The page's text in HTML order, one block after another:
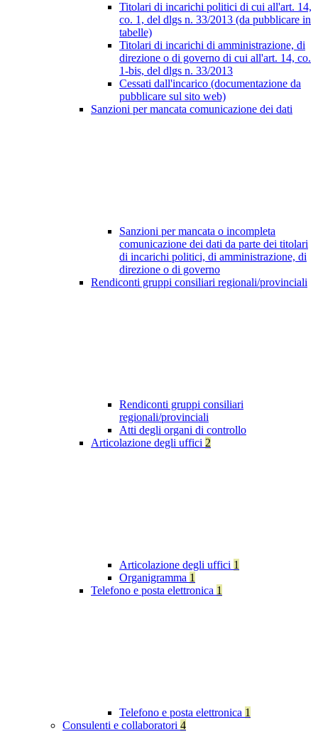
Titolari di incarichi politici di cui all'art. 14,
co. 1, del dlgs n. 33/2013 (da pubblicare in
tabelle)
Titolari di incarichi di amministrazione, di
direzione o di governo di cui all'art. 14, co.
1-bis, del dlgs n. 33/2013
Cessati dall'incarico (documentazione da
pubblicare sul sito web)
Sanzioni per mancata comunicazione dei dati
Sanzioni per mancata o incompleta
comunicazione dei dati da parte dei titolari
di incarichi politici, di amministrazione, di
direzione o di governo
Rendiconti gruppi consiliari regionali/provinciali
Rendiconti gruppi consiliari
regionali/provinciali
Atti degli organi di controllo
Articolazione degli uffici 2
Articolazione degli uffici 1
Organigramma 1
Telefono e posta elettronica 1
Telefono e posta elettronica 1
Consulenti e collaboratori 4